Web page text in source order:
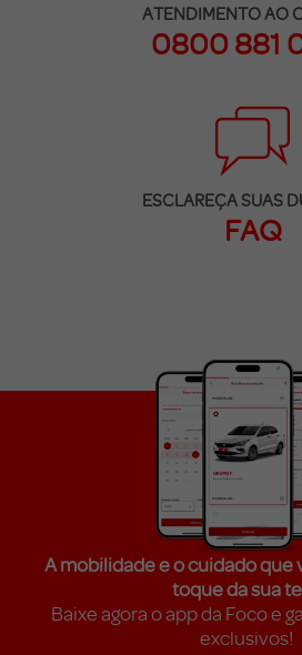
ATENDIMENTO AO
0800 881
ESCLAREÇA SUAS
FAQ
A mobilidade e o cuidado que
toque da sua
Baixe agora o app da Foco e
exclusivos!